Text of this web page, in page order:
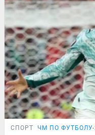
СПОРТ ЧМ ПО ФУТБОЛУ-